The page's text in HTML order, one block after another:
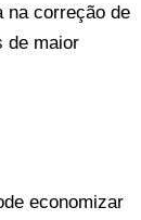
na correção de
de maior
economizar